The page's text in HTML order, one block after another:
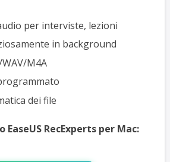
per interviste, lezioni
in background
M4A
dei file
RecExperts per Mac: